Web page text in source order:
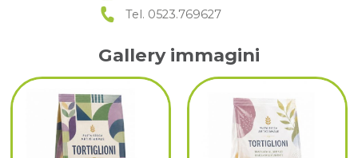
Tel. 0523.769627
Gallery immagini